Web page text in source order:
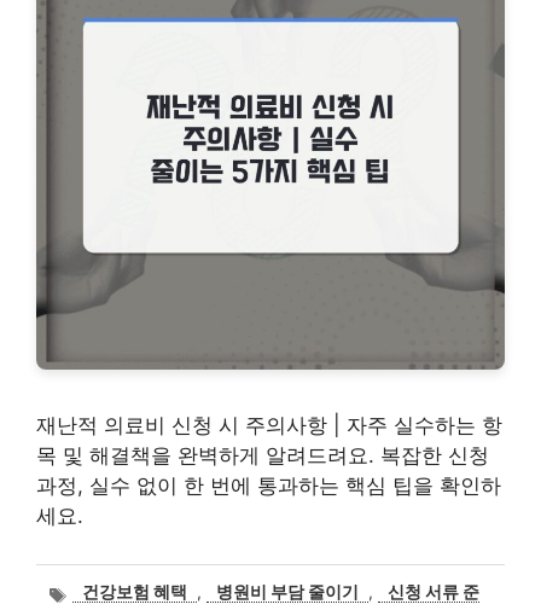
재난적 의료비 신청 시 주의사항 | 자주 실수하는 항
목 및 해결책을 완벽하게 알려드려요. 복잡한 신청
과정, 실수 없이 한 번에 통과하는 핵심 팁을 확인하
세요.
태건강보험 혜택 , 병원비 부담 줄이기 ,
신청 서류 준